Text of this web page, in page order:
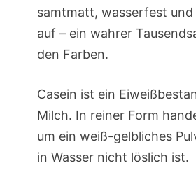
samtmatt, wasserfest
auf – ein wahrer
den Farben.
Casein ist ein
Milch. In reiner Form
um ein weiß-gelbliches
in Wasser nicht löslich ist.